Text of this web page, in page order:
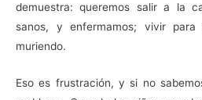
demuestra: queremos salir a la
sanos, y enfermamos; vivir
muriendo.
Eso es frustración, y si no